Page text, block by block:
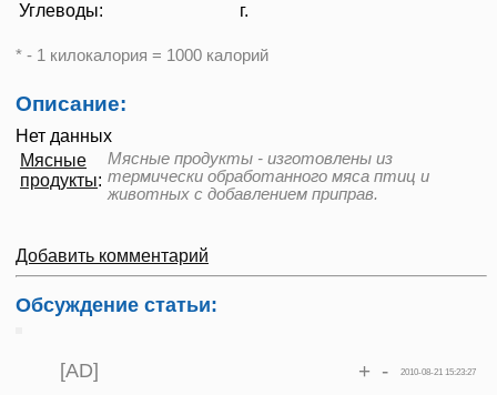
Углеводы:
г.
* - 1 килокалория = 1000 калорий
Описание:
Нет данных
Мясные
продукты:
Мясные продукты - изготовлены из
термически обработанного мяса птиц и
животных с добавлением приправ.
Добавить комментарий
Обсуждение статьи:
[AD] 2010-08-21 15:23:27
+ -